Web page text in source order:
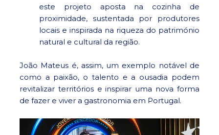
este projeto aposta na cozinha de
proximidade, sustentada por produtores
locais e inspirada na riqueza do património
natural e cultural da região.
João Mateus é, assim, um exemplo notável de
como a paixão, o talento e a ousadia podem
revitalizar territórios e inspirar uma nova forma
de fazer e viver a gastronomia em Portugal.